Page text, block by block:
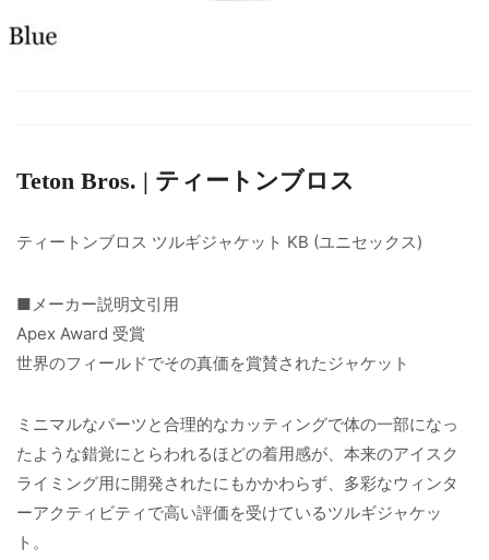
Teton Bros. | ティートンブロス
ティートンブロス ツルギジャケット KB (ユニセックス)
■メーカー説明文引用
Apex Award 受賞
世界のフィールドでその真価を賞賛されたジャケット
ミニマルなパーツと合理的なカッティングで体の一部になっ
たような錯覚にとらわれるほどの着用感が、本来のアイスク
ライミング用に開発されたにもかかわらず、多彩なウィンタ
ーアクティビティで高い評価を受けているツルギジャケッ
ト。